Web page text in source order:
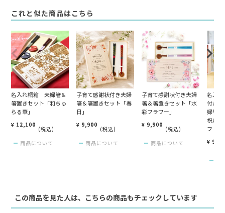
これと似た商品はこちら
名入れ桐箱 夫婦箸＆
箸置きセット「和ちゅ
らる華」
¥ 12,100
税込
商品について
子育て感謝状付き夫婦
箸＆箸置きセット「春
日」
¥ 9,900
税込
商品について
子育て感謝状付き夫婦
箸＆箸置きセット「水
彩フラワー」
¥ 9,900
税込
商品について
名入
付き
婦箸
祝い
フト
¥
この商品を見た人は、こちらの商品もチェックしています